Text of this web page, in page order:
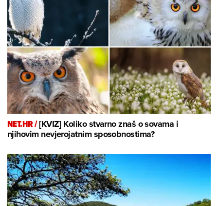
NET.HR /[KVIZ] Koliko stvarno znaš o sovama i
njihovim nevjerojatnim sposobnostima?